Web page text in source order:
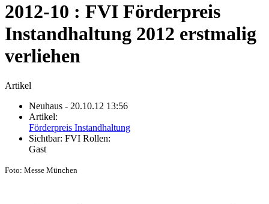
2012-10 : FVI Förderpreis
Instandhaltung 2012 erstmalig
verliehen
Artikel
Neuhaus - 20.10.12 13:56
Artikel:
Förderpreis Instandhaltung
Sichtbar: FVI Rollen:
Gast
Foto: Messe München